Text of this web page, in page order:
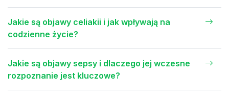
Jakie są objawy celiakii i jak wpływają na
codzienne życie?
Jakie są objawy sepsy i dlaczego jej wczesne
rozpoznanie jest kluczowe?